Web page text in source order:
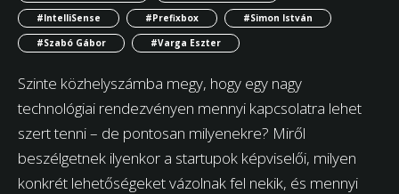
#IntelliSense
#Prefixbox
#Simon István
#Szabó Gábor
#Varga Eszter
Szinte közhelyszámba megy, hogy egy nagy
technológiai rendezvényen mennyi kapcsolatra lehet
szert tenni – de pontosan milyenekre? Miről
beszélgetnek ilyenkor a startupok képviselői, milyen
konkrét lehetőségeket vázolnak fel nekik, és mennyi